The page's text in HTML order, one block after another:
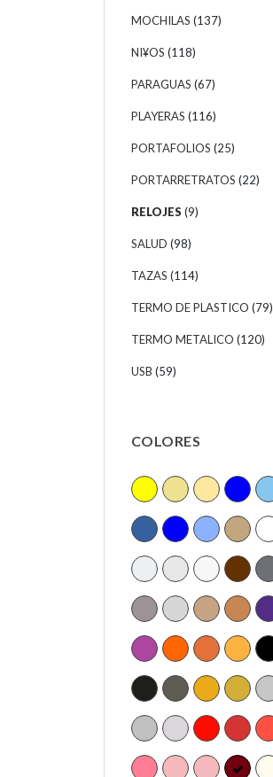
MOCHILAS (137)
NI¥OS (118)
PARAGUAS (67)
PLAYERAS (116)
PORTAFOLIOS (25)
PORTARRETRATOS (22)
RELOJES (9)
SALUD (98)
TAZAS (114)
TERMO DE PLASTICO (79)
TERMO METALICO (120)
USB (59)
COLORES